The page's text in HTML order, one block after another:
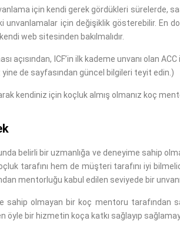
için kendi gerek gördükleri sürelerde,
unvanlamalar için değişiklik gösterebilir. En
web sitesinden bakılmalıdır.
açısından, ICF’in ilk kademe unvanı olan
yine de sayfasından güncel bilgileri teyit edin.)
kendiniz için koçluk almış olmanız koç
belirli bir uzmanlığa ve deneyime sahip
tarafını hem de müşteri tarafını iyi
mentorluğu kabul edilen seviyede bir unvanı
sahip olmayan bir koç mentoru tarafından
öyle bir hizmetin koça katkı sağlayıp